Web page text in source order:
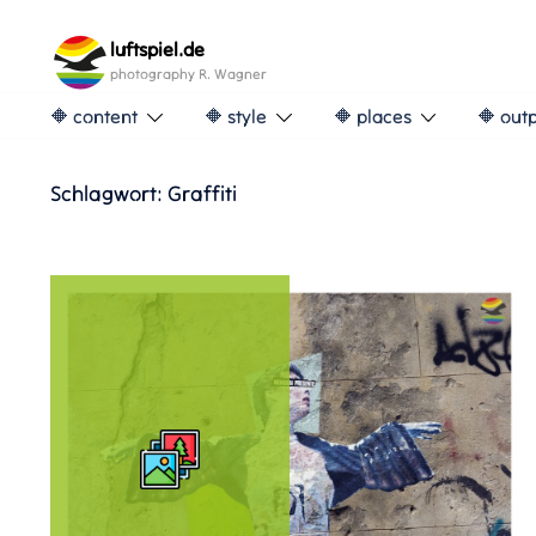
content
luftspiel.de
photography R. Wagner
🔶 content 🔶 style 🔶 places 🔶
Schlagwort: Graffiti